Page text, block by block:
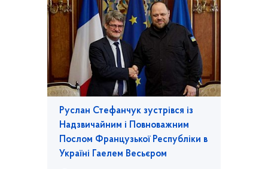
Руслан Стефанчук зустрівся із
Надзвичайним і Повноважним
Послом Французької Республіки в
Україні Гаелем Весьєром